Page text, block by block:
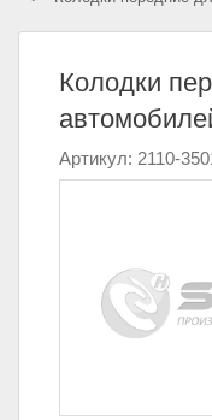
Колодки передние для
Артикул: 2110-